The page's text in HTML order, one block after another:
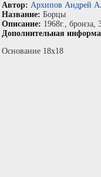
Автор: Архипов Андрей
Название: Борцы
Описание: 1968г., бронза,
Дополнительная
Основание 18х18